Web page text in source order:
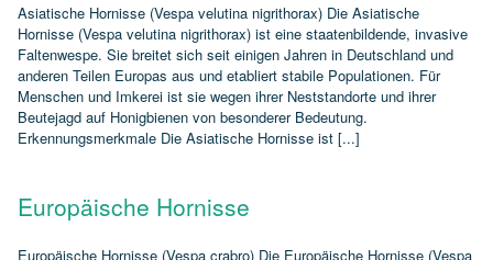
Asiatische Hornisse (Vespa velutina nigrithorax) Die Asiatische
Hornisse (Vespa velutina nigrithorax) ist eine staatenbildende, invasive
Faltenwespe. Sie breitet sich seit einigen Jahren in Deutschland und
anderen Teilen Europas aus und etabliert stabile Populationen. Für
Menschen und Imkerei ist sie wegen ihrer Neststandorte und ihrer
Beutejagd auf Honigbienen von besonderer Bedeutung.
Erkennungsmerkmale Die Asiatische Hornisse ist [...]
Europäische Hornisse
Europäische Hornisse (Vespa crabro) Die Europäische Hornisse (Vespa